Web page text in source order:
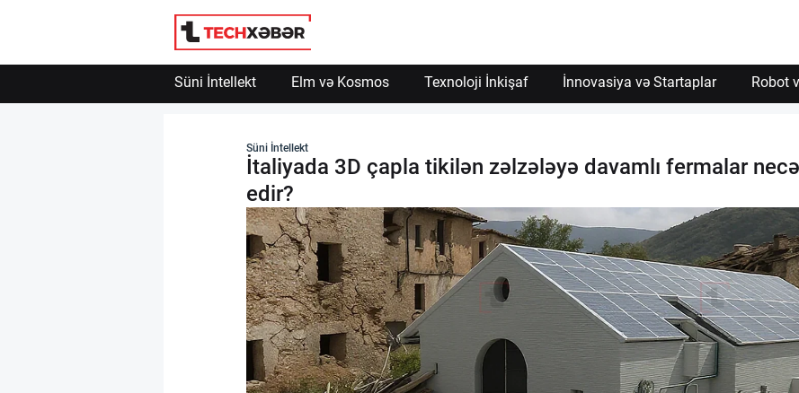
Süni İntellekt Elm və Kosmos Texnoloji İnkişaf İnnovasiya və Startaplar Robot
Süni İntellekt
Elm və Kosmos
Texnoloji İnkişaf
İnnovasiya və Startaplar
Robot və Cihazlar
Süni İntellekt
İtaliyada 3D çapla tikilən zəlzələyə davamlı fermalar
edir?